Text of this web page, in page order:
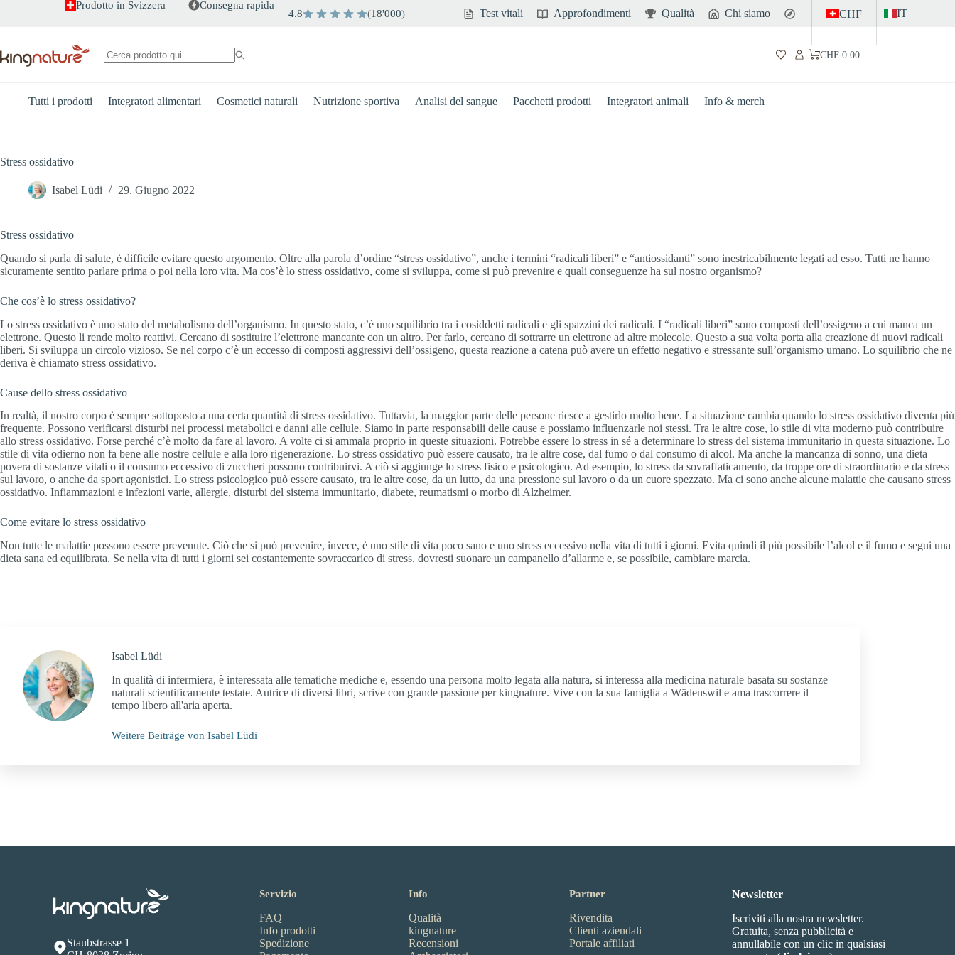
Prodotto in Svizzera Consegna rapida
4.8 (18'000) Test vitali Approfondimenti Qualità Chi siamo ContattoCHF IT
Carrello
CHF0.00
Tutti i prodotti Integratori alimentari Cosmetici naturali Nutrizione sportiva Analisi del sangue Pacchetti prodotti Integratori animali Info & merch
Stress ossidativo
Isabel Lüdi 29. Giugno 2022
Stress ossidativo
Quando si parla di salute, è difficile evitare questo argomento. Oltre alla parola d’ordine “stress ossidativo”, anche i termini “radicali liberi” e “antiossidanti” sono inestricabilmente legati ad esso. Tutti ne hanno
sicuramente sentito parlare prima o poi nella loro vita. Ma cos’è lo stress ossidativo, come si sviluppa, come si può prevenire e quali conseguenze ha sul nostro organismo?
Che cos’è lo stress ossidativo?
Lo stress ossidativo è uno stato del metabolismo dell’organismo. In questo stato, c’è uno squilibrio tra i cosiddetti radicali e gli spazzini dei radicali. I “radicali liberi” sono composti dell’ossigeno a cui manca un
elettrone. Questo li rende molto reattivi. Cercano di sostituire l’elettrone mancante con un altro. Per farlo, cercano di sottrarre un elettrone ad altre molecole. Questo a sua volta porta alla creazione di nuovi radicali
liberi. Si sviluppa un circolo vizioso. Se nel corpo c’è un eccesso di composti aggressivi dell’ossigeno, questa reazione a catena può avere un effetto negativo e stressante sull’organismo umano. Lo squilibrio che ne
deriva è chiamato stress ossidativo.
Cause dello stress ossidativo
In realtà, il nostro corpo è sempre sottoposto a una certa quantità di stress ossidativo. Tuttavia, la maggior parte delle persone riesce a gestirlo molto bene. La situazione cambia quando lo stress ossidativo diventa più
frequente. Possono verificarsi disturbi nei processi metabolici e danni alle cellule. Siamo in parte responsabili delle cause e possiamo influenzarle noi stessi. Tra le altre cose, lo stile di vita moderno può contribuire
allo stress ossidativo. Forse perché c’è molto da fare al lavoro. A volte ci si ammala proprio in queste situazioni. Potrebbe essere lo stress in sé a determinare lo stress del sistema immunitario in questa situazione. Lo
stile di vita odierno non fa bene alle nostre cellule e alla loro rigenerazione. Lo stress ossidativo può essere causato, tra le altre cose, dal fumo o dal consumo di alcol. Ma anche la mancanza di sonno, una dieta
povera di sostanze vitali o il consumo eccessivo di zuccheri possono contribuirvi. A ciò si aggiunge lo stress fisico e psicologico. Ad esempio, lo stress da sovraffaticamento, da troppe ore di straordinario e da stress
sul lavoro, o anche da sport agonistici. Lo stress psicologico può essere causato, tra le altre cose, da un lutto, da una pressione sul lavoro o da un cuore spezzato. Ma ci sono anche alcune malattie che causano stress
ossidativo. Infiammazioni e infezioni varie, allergie, disturbi del sistema immunitario, diabete, reumatismi o morbo di Alzheimer.
Come evitare lo stress ossidativo
Non tutte le malattie possono essere prevenute. Ciò che si può prevenire, invece, è uno stile di vita poco sano e uno stress eccessivo nella vita di tutti i giorni. Evita quindi il più possibile l’alcol e il fumo e segui una
dieta sana ed equilibrata. Se nella vita di tutti i giorni sei costantemente sovraccarico di stress, dovresti suonare un campanello d’allarme e, se possibile, cambiare marcia.
Isabel Lüdi
In qualità di infermiera, è interessata alle tematiche mediche e, essendo una persona molto legata alla natura, si interessa alla medicina naturale basata su sostanze
naturali scientificamente testate. Autrice di diversi libri, scrive con grande passione per kingnature. Vive con la sua famiglia a Wädenswil e ama trascorrere il
tempo libero all'aria aperta.
Weitere Beiträge von Isabel Lüdi
Staubstrasse 1
Servizio
FAQ
Info prodotti
Spedizione
Info
Qualità
kingnature
Recensioni
Partner
Rivendita
Clienti aziendali
Portale affiliati
Newsletter
Iscriviti alla nostra newsletter.
Gratuita, senza pubblicità e
annullabile con un clic in qualsiasi